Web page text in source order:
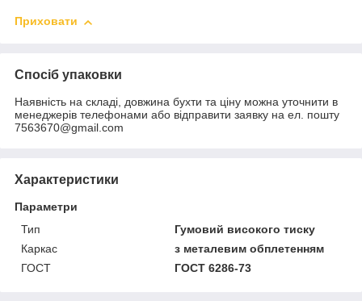
Приховати
Спосіб упаковки
Наявність на складі, довжина бухти та ціну можна уточнити в
менеджерів телефонами або відправити заявку на ел. пошту
7563670@gmail.com
Характеристики
Параметри
Тип
Гумовий високого тиску
Каркас
з металевим обплетенням
ГОСТ
ГОСТ 6286-73